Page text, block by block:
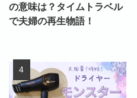
の意味は？タイムトラベル
で夫婦の再生物語！